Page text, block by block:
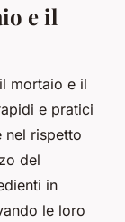
e il
mortaio e il
e pratici
nel rispetto
del
in
le loro